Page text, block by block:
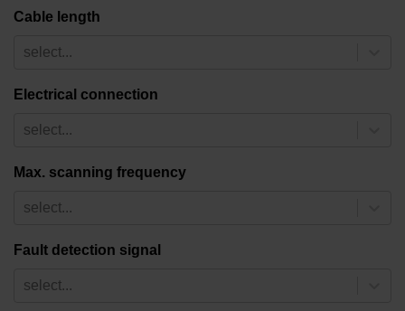
Cable length
select...
Electrical connection
select...
Max. scanning frequency
select...
Fault detection signal
select...